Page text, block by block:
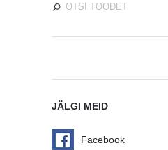
JÄLGI MEID
Facebook